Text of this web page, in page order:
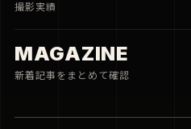
撮影実績
MAGAZINE
新着記事をまとめて確認